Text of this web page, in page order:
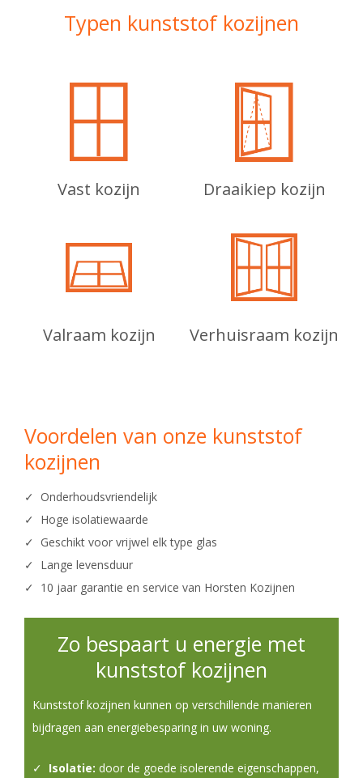
Typen kunststof kozijnen
Vast kozijn Draaikiep kozijn
Valraam kozijn Verhuisraam kozijn
Voordelen van onze kunststof
kozijnen
✓ Onderhoudsvriendelijk
✓ Hoge isolatiewaarde
✓ Geschikt voor vrijwel elk type glas
✓ Lange levensduur
✓ 10 jaar garantie en service van Horsten Kozijnen
Zo bespaart u energie met
kunststof kozijnen
Kunststof kozijnen kunnen op verschillende manieren
bijdragen aan energiebesparing in uw woning.
✓ Isolatie: door de goede isolerende eigenschappen,